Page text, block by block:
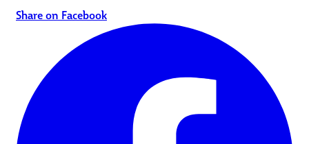
Share on Facebook